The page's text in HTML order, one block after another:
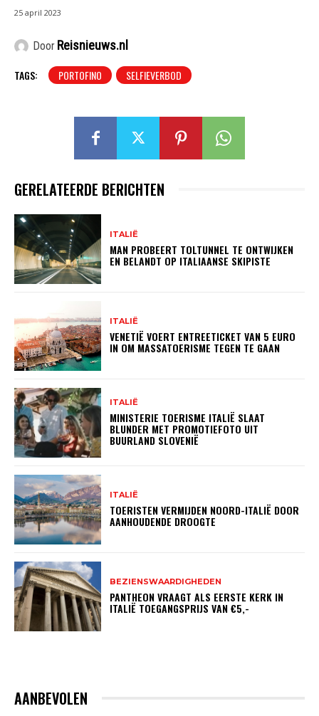
25 april 2023
Door Reisnieuws.nl
TAGS:
PORTOFINO SELFIEVERBOD
GERELATEERDE BERICHTEN
ITALIË
MAN PROBEERT TOLTUNNEL TE ONTWIJKEN
EN BELANDT OP ITALIAANSE SKIPISTE
ITALIË
VENETIË VOERT ENTREETICKET VAN 5 EURO
IN OM MASSATOERISME TEGEN TE GAAN
ITALIË
MINISTERIE TOERISME ITALIË SLAAT
BLUNDER MET PROMOTIEFOTO UIT
BUURLAND SLOVENIË
ITALIË
TOERISTEN VERMIJDEN NOORD-ITALIË DOOR
AANHOUDENDE DROOGTE
BEZIENSWAARDIGHEDEN
PANTHEON VRAAGT ALS EERSTE KERK IN
ITALIË TOEGANGSPRIJS VAN €5,-
AANBEVOLEN